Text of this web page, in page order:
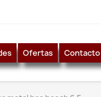
Ofertas Contacto